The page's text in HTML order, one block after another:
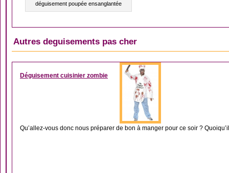
déguisement poupée ensanglantée
Autres deguisements pas cher
DÉGUISEMENT
Déguisement cuisinier zombie
Qu’allez-vous donc nous préparer de bon à manger pour ce soir ?